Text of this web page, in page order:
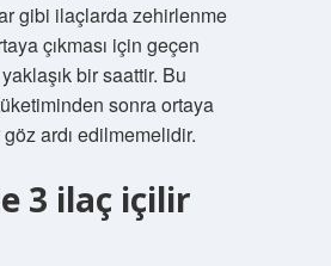
gibi ilaçlarda zehirlenme
çıkması için geçen
bir saattir. Bu
sonra ortaya
ardı edilmemelidir.
3 ilaç içilir